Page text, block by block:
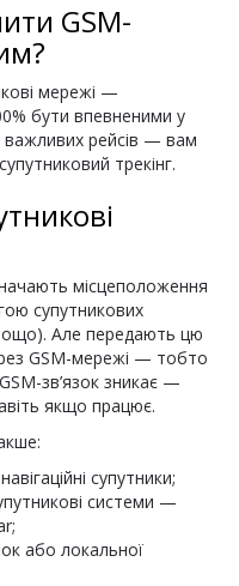
GSM-
мережі —
бути впевненими у
рейсів — вам
трекінг.
місцеположення
супутникових
тощо). Але передають цю
GSM-мережі — тобто
зв’язок зникає —
якщо працює.
супутники;
системи —
або локальної